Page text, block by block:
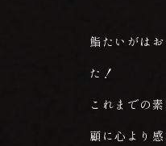
鮨たいがは
た！
これまでの
顧に心より